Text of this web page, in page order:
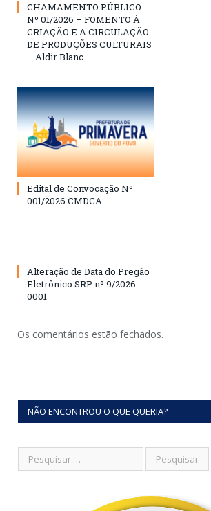
CHAMAMENTO PÚBLICO
Nº 01/2026 – FOMENTO À
CRIAÇÃO E A CIRCULAÇÃO
DE PRODUÇÕES CULTURAIS
– Aldir Blanc
Edital de Convocação Nº
001/2026 CMDCA
Alteração de Data do Pregão
Eletrônico SRP nº 9/2026-
0001
Os comentários estão fechados.
NÃO ENCONTROU O QUE QUERIA?